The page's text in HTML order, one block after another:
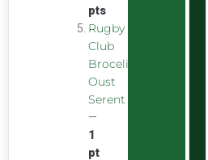
pts
Rugby
Club
Broceliande
Oust
Serent
—
1
pt